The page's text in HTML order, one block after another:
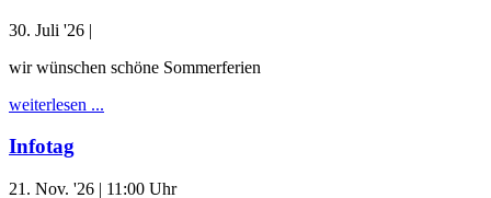
30. Juli '26 |
wir wünschen schöne Sommerferien
weiterlesen ...
Infotag
21. Nov. '26 | 11:00 Uhr